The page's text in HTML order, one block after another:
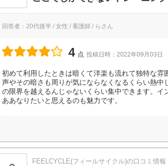
回答者：20代後半 / 女性 / 看護師 / らさん
4 点 投稿日時：2022年09月03日
初めて利用したときは暗くて洋楽も流れて独特な
声やその暗さも周りが気にならなくなるくらい熱
の限界を越えるんじゃないくらい集中できます。
ああなりたいと思えるのも魅力です。
FEELCYCLE(フィールサイクル)の口コミ情報